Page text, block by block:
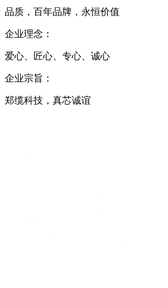
品质，百年品牌，永恒价值
企业理念：
爱心、匠心、专心、诚心
企业宗旨：
郑缆科技，真芯诚谊